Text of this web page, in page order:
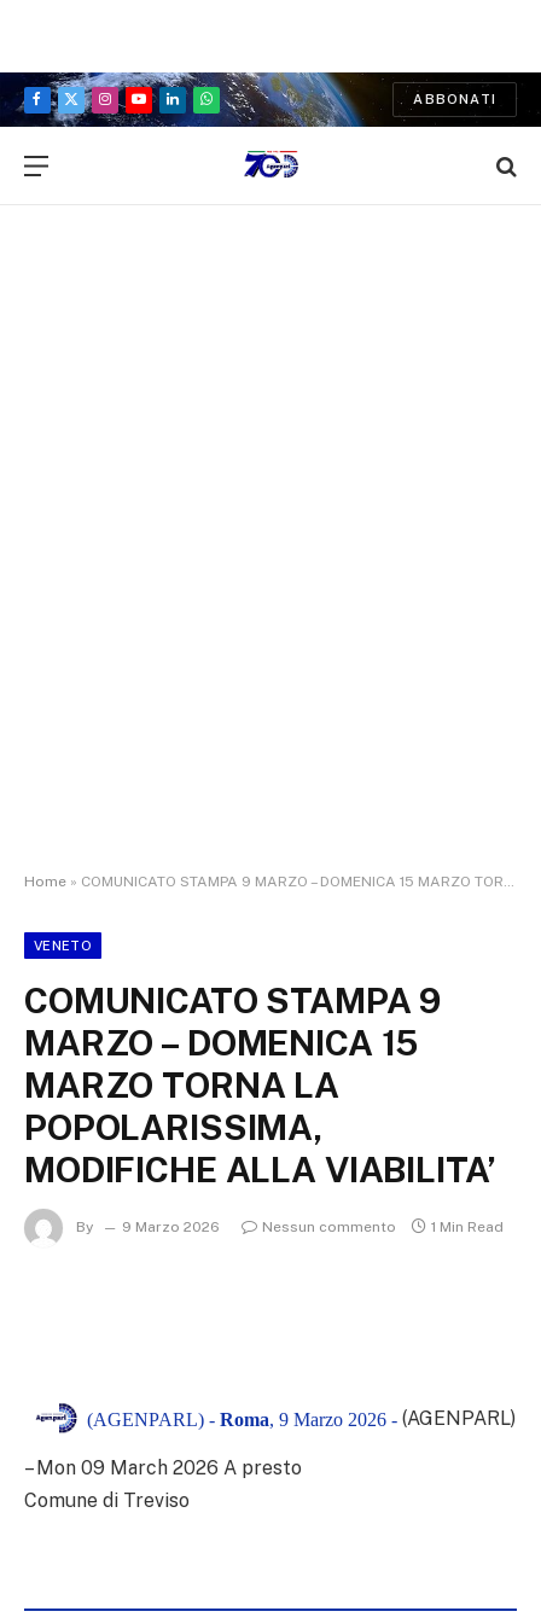
Facebook
X
Instagram
YouTubeLinkedInWhatsApp
ABBONATI
Home » COMUNICATO STAMPA 9 MARZO – DOMENICA 15 MARZO TORNA LA POPOLARISSIMA, MODIFICHE ALLA VIABILITA’
VENETO
COMUNICATO STAMPA 9
MARZO – DOMENICA 15
MARZO TORNA LA
POPOLARISSIMA,
MODIFICHE ALLA VIABILITA’
By 9 Marzo 2026 Nessun commento 1 Min Read
(AGENPARL) - Roma, 9 Marzo 2026 - (AGENPARL)
– Mon 09 March 2026 A presto
Comune di Treviso